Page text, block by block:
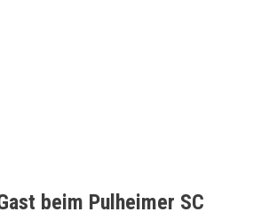
beim Pulheimer SC